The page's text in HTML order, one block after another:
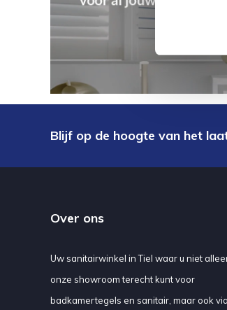
Blijf op de hoogte van het
Over ons
Uw sanitairwinkel in Tiel waar u niet
onze showroom terecht kunt voor
badkamertegels en sanitair, maar ook